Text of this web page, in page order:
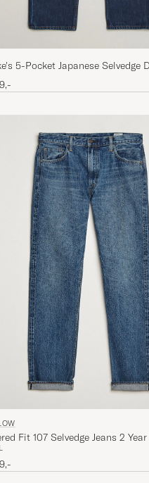
5-Pocket Japanese Selvedge
Fit 107 Selvedge Jeans 2